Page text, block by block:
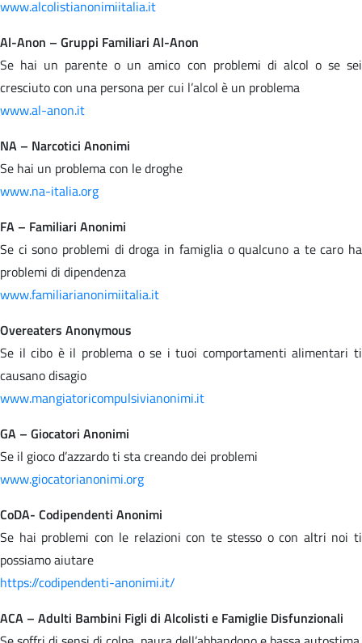
www.alcolistianonimiitalia.it
Al-Anon – Gruppi Familiari Al-Anon
Se hai un parente o un amico con problemi di alcol o se sei
cresciuto con una persona per cui l’alcol è un problema
www.al-anon.it
NA – Narcotici Anonimi
Se hai un problema con le droghe
www.na-italia.org
FA – Familiari Anonimi
Se ci sono problemi di droga in famiglia o qualcuno a te caro ha
problemi di dipendenza
www.familiarianonimiitalia.it
Overeaters Anonymous
Se il cibo è il problema o se i tuoi comportamenti alimentari ti
causano disagio
www.mangiatoricompulsivianonimi.it
GA – Giocatori Anonimi
Se il gioco d’azzardo ti sta creando dei problemi
www.giocatorianonimi.org
CoDA- Codipendenti Anonimi
Se hai problemi con le relazioni con te stesso o con altri noi ti
possiamo aiutare
https://codipendenti-anonimi.it/
ACA – Adulti Bambini Figli di Alcolisti e Famiglie Disfunzionali